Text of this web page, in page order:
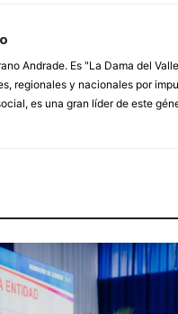
Andrade. Es "La Dama del
regionales y nacionales por
es una gran líder de este